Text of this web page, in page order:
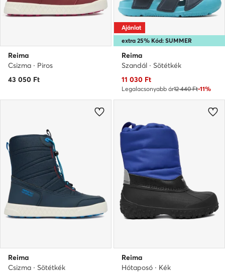
Reima
Csizma · Piros
43 050 Ft
extra 25% Kód: SUMMER
Ajánlat
Reima
Szandál · Sötétkék
Aktuális ár
11 030 Ft
Legalacsonyabb ár12 440 Ft-11%
Reima
Csizma · Sötétkék
Reima
Hótaposó · Kék